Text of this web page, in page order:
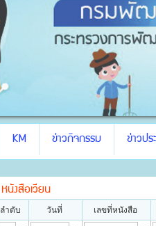
KM ข่าวกิจกรรม ข่าวป
หนังสือเวียน
ลำดับ วันที่ เลขที่หนังสือ